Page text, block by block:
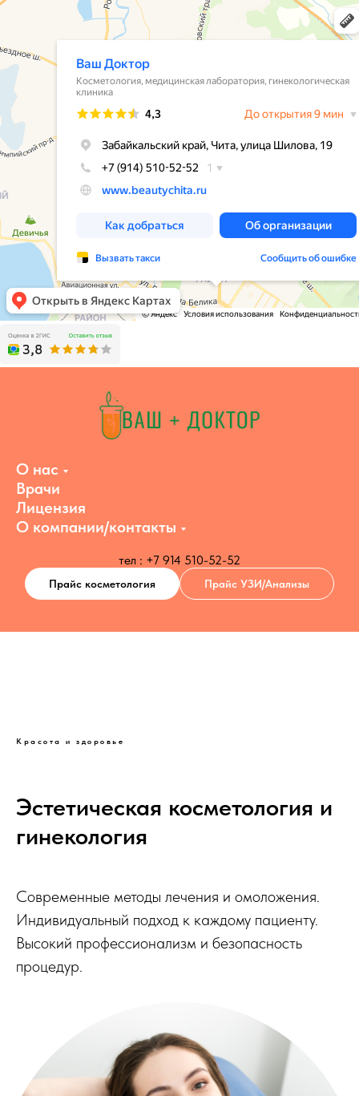
О нас
Врачи
Лицензия
О компании/контакты
тел : +7 914 510-52-52
Прайс косметология Прайс УЗИ/Анализы
Красота и здоровье
Эстетическая косметология и
гинекология
Современные методы лечения и омоложения.
Индивидуальный подход к каждому пациенту.
Высокий профессионализм и безопасность
процедур.